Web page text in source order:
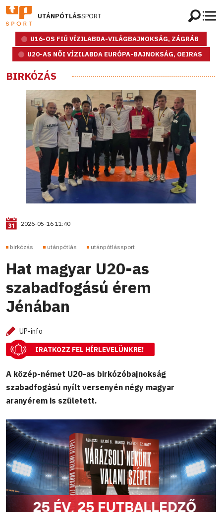
UTÁNPÓTLÁSSPORT
U16-OS FIÚ VÍZILABDA-VILÁGBAJNOKSÁG, ZÁGRÁB
U20-AS NŐI VÍZILABDA EURÓPA-BAJNOKSÁG, OEIRAS
BIRKÓZÁS
2026-05-16 11:40
birkózás utánpótlás utánpótlássport
Hat magyar U20-as
szabadfogású érem
Jénában
UP-info
IRATKOZZ FEL HÍRLEVELÜNKRE!
A közép-német U20-as birkózóbajnokság
szabadfogású nyílt versenyén négy magyar
aranyérem is született.